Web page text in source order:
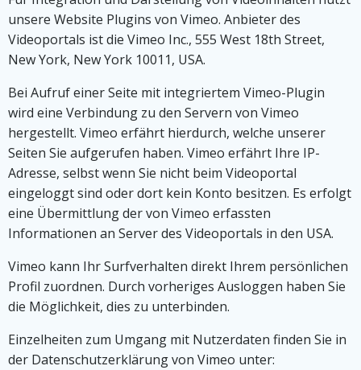
unsere Website Plugins von Vimeo. Anbieter des
Videoportals ist die Vimeo Inc., 555 West 18th Street,
New York, New York 10011, USA.
Bei Aufruf einer Seite mit integriertem Vimeo-Plugin
wird eine Verbindung zu den Servern von Vimeo
hergestellt. Vimeo erfährt hierdurch, welche unserer
Seiten Sie aufgerufen haben. Vimeo erfährt Ihre IP-
Adresse, selbst wenn Sie nicht beim Videoportal
eingeloggt sind oder dort kein Konto besitzen. Es erfolgt
eine Übermittlung der von Vimeo erfassten
Informationen an Server des Videoportals in den USA.
Vimeo kann Ihr Surfverhalten direkt Ihrem persönlichen
Profil zuordnen. Durch vorheriges Ausloggen haben Sie
die Möglichkeit, dies zu unterbinden.
Einzelheiten zum Umgang mit Nutzerdaten finden Sie in
der Datenschutzerklärung von Vimeo unter: